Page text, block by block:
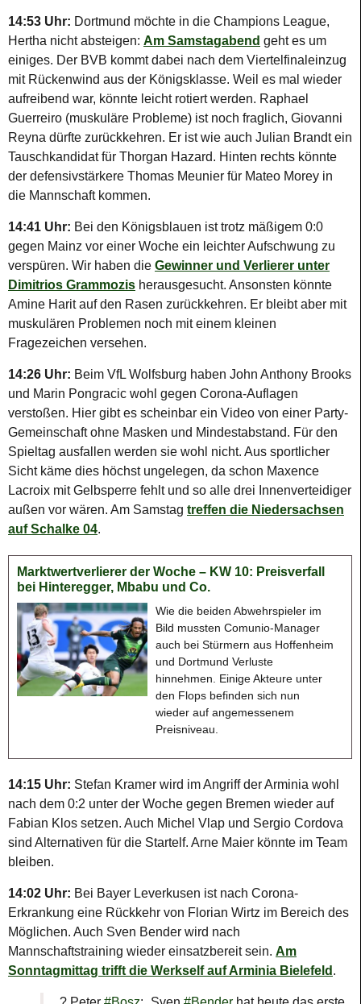
14:53 Uhr: Dortmund möchte in die Champions League,
Hertha nicht absteigen: Am Samstagabend geht es um
einiges. Der BVB kommt dabei nach dem Viertelfinaleinzug
mit Rückenwind aus der Königsklasse. Weil es mal wieder
aufreibend war, könnte leicht rotiert werden. Raphael
Guerreiro (muskuläre Probleme) ist noch fraglich, Giovanni
Reyna dürfte zurückkehren. Er ist wie auch Julian Brandt ein
Tauschkandidat für Thorgan Hazard. Hinten rechts könnte
der defensivstärkere Thomas Meunier für Mateo Morey in
die Mannschaft kommen.
14:41 Uhr: Bei den Königsblauen ist trotz mäßigem 0:0
gegen Mainz vor einer Woche ein leichter Aufschwung zu
verspüren. Wir haben die Gewinner und Verlierer unter
Dimitrios Grammozis herausgesucht. Ansonsten könnte
Amine Harit auf den Rasen zurückkehren. Er bleibt aber mit
muskulären Problemen noch mit einem kleinen
Fragezeichen versehen.
14:26 Uhr: Beim VfL Wolfsburg haben John Anthony Brooks
und Marin Pongracic wohl gegen Corona-Auflagen
verstoßen. Hier gibt es scheinbar ein Video von einer Party-
Gemeinschaft ohne Masken und Mindestabstand. Für den
Spieltag ausfallen werden sie wohl nicht. Aus sportlicher
Sicht käme dies höchst ungelegen, da schon Maxence
Lacroix mit Gelbsperre fehlt und so alle drei Innenverteidiger
außen vor wären. Am Samstag treffen die Niedersachsen
auf Schalke 04.
Marktwertverlierer der Woche – KW 10: Preisverfall
bei Hinteregger, Mbabu und Co.
Wie die beiden Abwehrspieler im
Bild mussten Comunio-Manager
auch bei Stürmern aus Hoffenheim
und Dortmund Verluste
hinnehmen. Einige Akteure unter
den Flops befinden sich nun
wieder auf angemessenem
Preisniveau.
14:15 Uhr: Stefan Kramer wird im Angriff der Arminia wohl
nach dem 0:2 unter der Woche gegen Bremen wieder auf
Fabian Klos setzen. Auch Michel Vlap und Sergio Cordova
sind Alternativen für die Startelf. Arne Maier könnte im Team
bleiben.
14:02 Uhr: Bei Bayer Leverkusen ist nach Corona-
Erkrankung eine Rückkehr von Florian Wirtz im Bereich des
Möglichen. Auch Sven Bender wird nach
Mannschaftstraining wieder einsatzbereit sein. Am
Sonntagmittag trifft die Werkself auf Arminia Bielefeld .